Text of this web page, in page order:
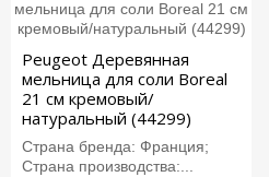
Peugeot Деревянная
мельница для соли Boreal
21 см кремовый/
натуральный (44299)
Страна бренда: Франция;
Страна производства:...